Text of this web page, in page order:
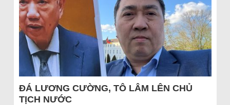
ĐÁ LƯƠNG CƯỜNG, TÔ LÂM LÊN CHỦ
TỊCH NƯỚC